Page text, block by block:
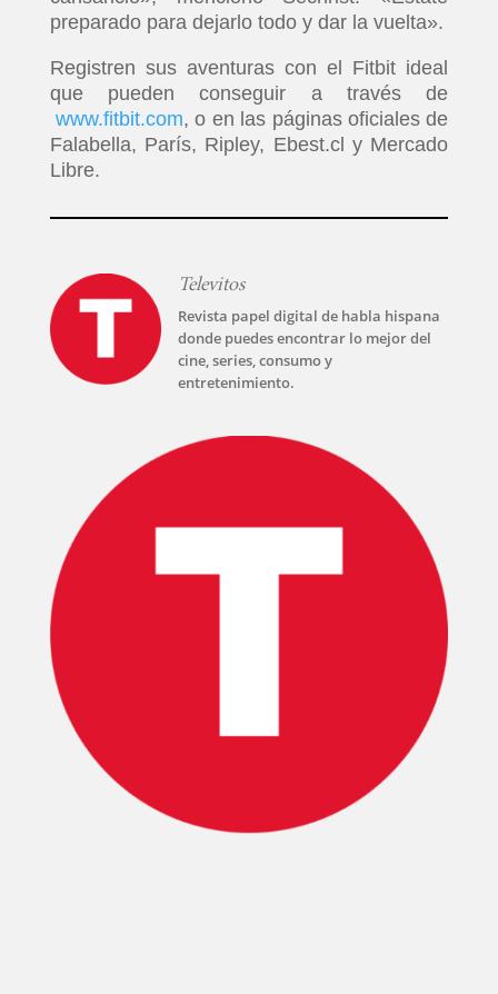
preparado para dejarlo todo y dar la vuelta».
Registren sus aventuras con el Fitbit ideal
que pueden conseguir a través de
www.fitbit.com, o en las páginas oficiales de
Falabella, París, Ripley, Ebest.cl y Mercado
Libre.
Televitos
Revista papel digital de habla hispana
donde puedes encontrar lo mejor del
cine, series, consumo y
entretenimiento.